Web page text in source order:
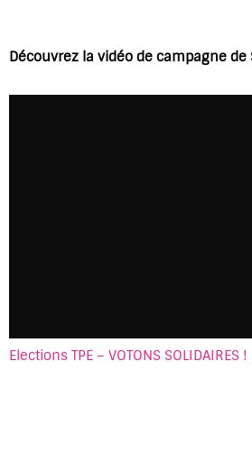
Découvrez la vidéo de campagne de
Elections TPE – VOTONS SOLIDAIRES !